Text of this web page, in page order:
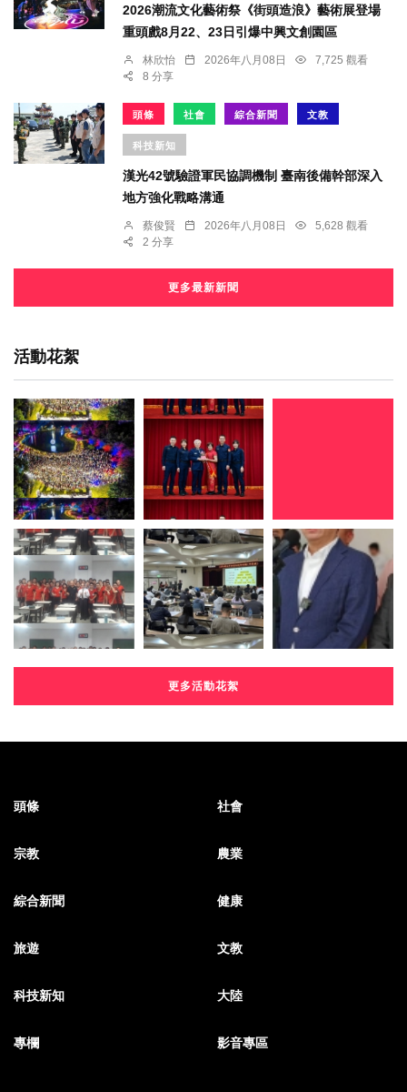
2026潮流文化藝術祭《街頭造浪》藝術展登場
重頭戲8月22、23日引爆中興文創園區
林欣怡 2026年八月08日
7,725 觀看
8 分享
頭條 社會 綜合新聞 文教
科技新知
漢光42號驗證軍民協調機制 臺南後備幹部深入
地方強化戰略溝通
蔡俊賢 2026年八月08日
5,628 觀看
2 分享
更多最新新聞
活動花絮
更多活動花絮
頭條 社會
宗教 農業
綜合新聞 健康
旅遊 文教
科技新知 大陸
專欄 影音專區